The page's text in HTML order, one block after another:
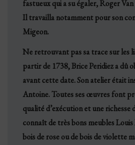
fastueux qui a su égaler, Roger
Il travailla notamment pour son
Migeon.
Ne retrouvant pas sa trace sur les
partir de 1738, Brice Peridiez a dû
avant cette date. Son atelier était
Antoine. Toutes ses œuvres font
qualité d’exécution et une richesse
connaît de très bons meubles
bois de rose ou de bois de violette